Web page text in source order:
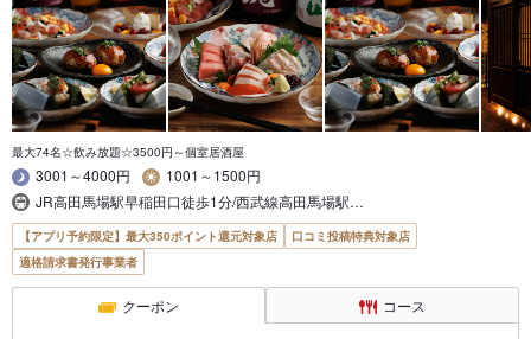
最大74名☆飲み放題☆3500円～個室居酒屋
3001～4000円
1001～1500円
JR高田馬場駅早稲田口徒歩1分/西武線高田馬場駅…
【アプリ予約限定】最大350ポイント還元対象店
口コミ投稿特典対象店
適格請求書発行事業者
クーポン コース